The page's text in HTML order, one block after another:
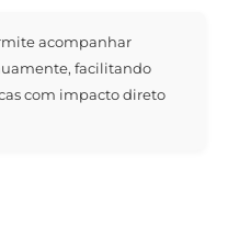
acompanhar
facilitando
com impacto direto